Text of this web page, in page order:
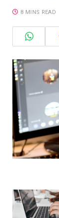
8 MINS READ